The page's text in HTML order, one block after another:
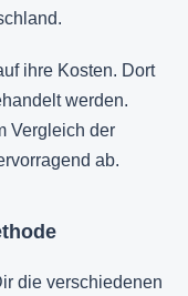
ihre Kosten. Dort
werden.
Vergleich der
ab.
die verschiedenen